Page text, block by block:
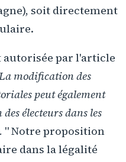
soit directement
par l'article
modification des
peut également
électeurs dans les
" Notre proposition
dans la légalité